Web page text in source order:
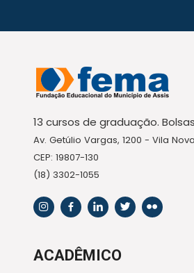
13 cursos de graduação.
Av. Getúlio Vargas, 1200 - Vila
CEP: 19807-130
(18) 3302-1055
ACADÊMICO